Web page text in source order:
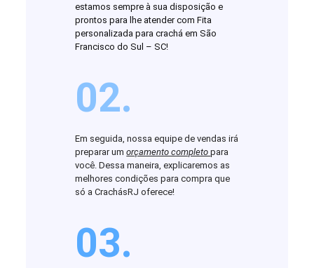
estamos sempre à sua disposição e
prontos para lhe atender com Fita
personalizada para crachá em São
Francisco do Sul – SC!
02.
Em seguida, nossa equipe de vendas irá
preparar umorçamento completopara
você. Dessa maneira, explicaremos as
melhores condições para compra que
só a CrachásRJ oferece!
03.